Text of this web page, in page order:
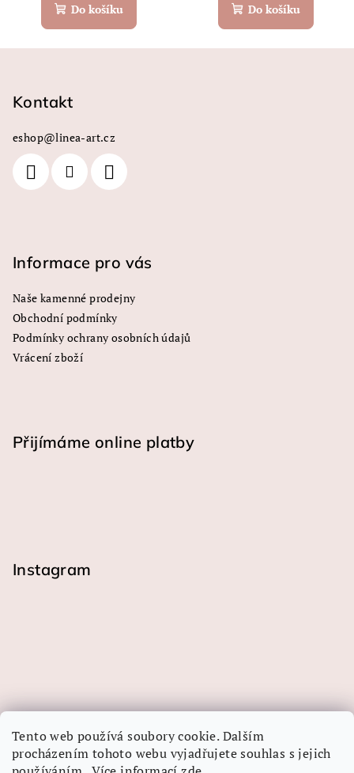
Tento web používá soubory cookie. Dalším
procházením tohoto webu vyjadřujete souhlas s jejich
Do košíku Do košíku
Kontakt
eshop@linea-art.cz
Informace pro vás
Naše kamenné prodejny
Obchodní podmínky
Podmínky ochrany osobních údajů
Vrácení zboží
Přijímáme online platby
Instagram